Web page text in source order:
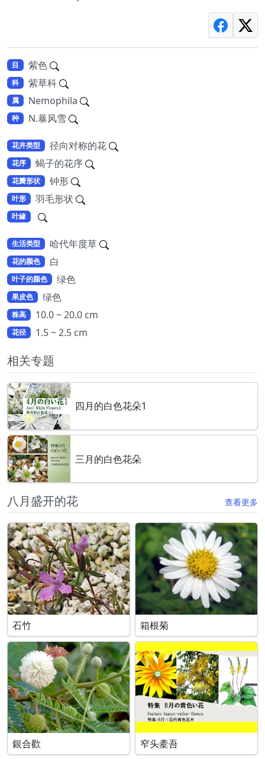
目 紫色
科 紫草科
属 Nemophila
种 N.暴风雪
花卉类型 径向对称的花
花序 蝎子的花序
花瓣形状 钟形
叶形 羽毛形状
叶緣
生活类型 哈代年度草
花的颜色 白
叶子的颜色 绿色
果皮色 绿色
株高 10.0 ~ 20.0 cm
花径 1.5 ~ 2.5 cm
相关专题
四月的白色花朵1
三月的白色花朵
八月盛开的花 查看更多
石竹 箱根菊
銀合歡 窄头橐吾